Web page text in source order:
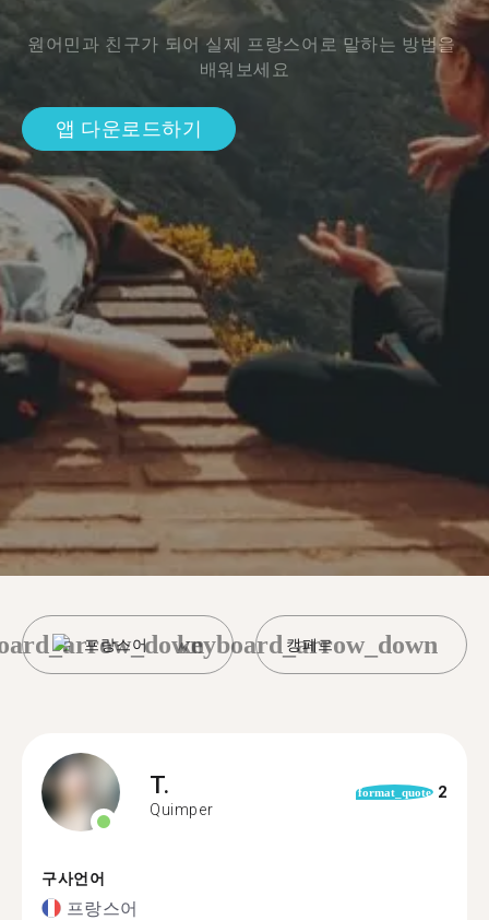
원어민과 친구가 되어 실제 프랑스어로 말하는 방법을
배워보세요
앱 다운로드하기
프랑스어 캥페르
keyboard_arrow_down
T.
Quimper
format_quote 2
구사언어
프랑스어